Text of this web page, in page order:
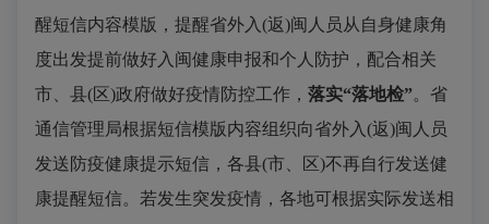
醒短信内容模版，提醒省外入(返)闽人员从自身健康角
度出发提前做好入闽健康申报和个人防护，配合相关
市、县(区)政府做好疫情防控工作， 落实“落地检”。省
通信管理局根据短信模版内容组织向省外入(返)闽人员
发送防疫健康提示短信，各县(市、区)不再自行发送健
康提醒短信。若发生突发疫情，各地可根据实际发送相